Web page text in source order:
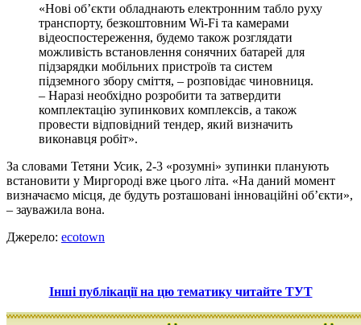
«Нові об’єкти обладнають електронним табло руху
транспорту, безкоштовним Wi-Fi та камерами
відеоспостереження, будемо також розглядати
можливість встановлення сонячних батарей для
підзарядки мобільних пристроїв та систем
підземного збору сміття, – розповідає чиновниця.
– Наразі необхідно розробити та затвердити
комплектацію зупинкових комплексів, а також
провести відповідний тендер, який визначить
виконавця робіт».
За словами Тетяни Усик, 2-3 «розумні» зупинки планують
встановити у Миргороді вже цього літа. «На даний момент
визначаємо місця, де будуть розташовані інноваційні об’єкти»,
– зауважила вона.
Джерело: ecotown
Інші публікації на цю тематику читайте ТУТ